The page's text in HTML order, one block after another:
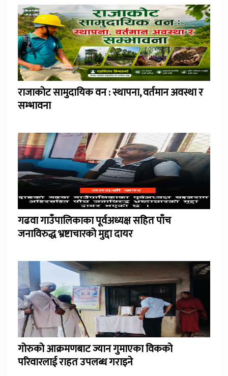
राजाकोट सामुदायिक वन : स्थापना, वर्तमान अवस्था र
सम्भावना
गढवा गाउँपालिकाका पूर्वअध्यक्ष सहित पाँच
जनाविरुद्ध भ्रष्टाचारको मुद्दा दायर
गोरुको आक्रमणबाट ज्यान गुमाएका विकको
परिवारलाई राहत उपलब्ध गराइने